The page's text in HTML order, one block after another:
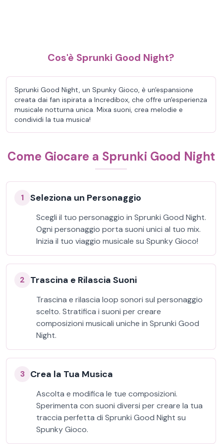
Cos'è Sprunki Good Night?
Sprunki Good Night, un Spunky Gioco, è un'espansione
creata dai fan ispirata a Incredibox, che offre un'esperienza
musicale notturna unica. Mixa suoni, crea melodie e
condividi la tua musica!
Come Giocare a Sprunki Good Night
1 Seleziona un Personaggio
Scegli il tuo personaggio in Sprunki Good Night.
Ogni personaggio porta suoni unici al tuo mix.
Inizia il tuo viaggio musicale su Spunky Gioco!
2 Trascina e Rilascia Suoni
Trascina e rilascia loop sonori sul personaggio
scelto. Stratifica i suoni per creare
composizioni musicali uniche in Sprunki Good
Night.
3 Crea la Tua Musica
Ascolta e modifica le tue composizioni.
Sperimenta con suoni diversi per creare la tua
traccia perfetta di Sprunki Good Night su
Spunky Gioco.